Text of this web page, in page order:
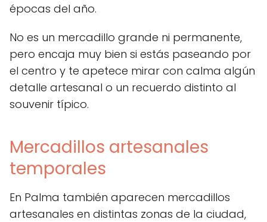
épocas del año.
No es un mercadillo grande ni permanente,
pero encaja muy bien si estás paseando por
el centro y te apetece mirar con calma algún
detalle artesanal o un recuerdo distinto al
souvenir típico.
Mercadillos artesanales
temporales
En Palma también aparecen mercadillos
artesanales en distintas zonas de la ciudad,